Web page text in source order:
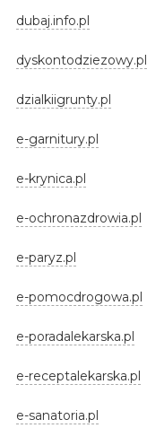
dubaj.info.pl
dyskontodziezowy.pl
dzialkiigrunty.pl
e-garnitury.pl
e-krynica.pl
e-ochronazdrowia.pl
e-paryz.pl
e-pomocdrogowa.pl
e-poradalekarska.pl
e-receptalekarska.pl
e-sanatoria.pl